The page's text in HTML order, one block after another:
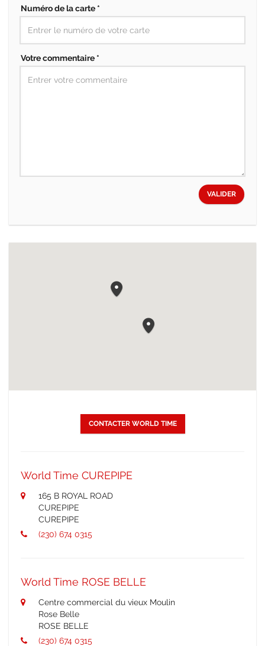
Numéro de la carte *
Votre commentaire *
VALIDER
CONTACTER WORLD TIME
World Time CUREPIPE
165 B ROYAL ROAD
CUREPIPE
CUREPIPE
(230) 674 0315
World Time ROSE BELLE
Centre commercial du vieux Moulin
Rose Belle
ROSE BELLE
(230) 674 0315